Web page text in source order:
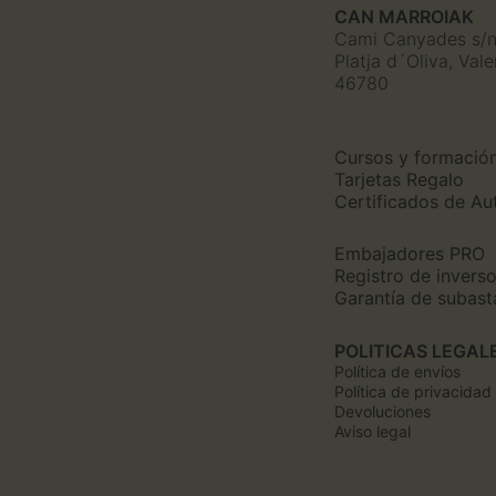
CAN MARROIAK
Cami Canyades s/n
Platja d´Oliva,
46780
Cursos y
Tarjetas Regalo
Certificados de
Embajadores PRO
Registro de
Garantía de
POLITICAS
Política de envíos
Política de privacidad
Devoluciones
Aviso legal